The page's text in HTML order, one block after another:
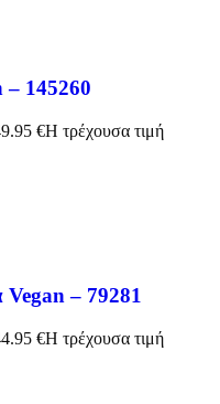
– 145260
€Η τρέχουσα τιμή
Vegan – 79281
€Η τρέχουσα τιμή